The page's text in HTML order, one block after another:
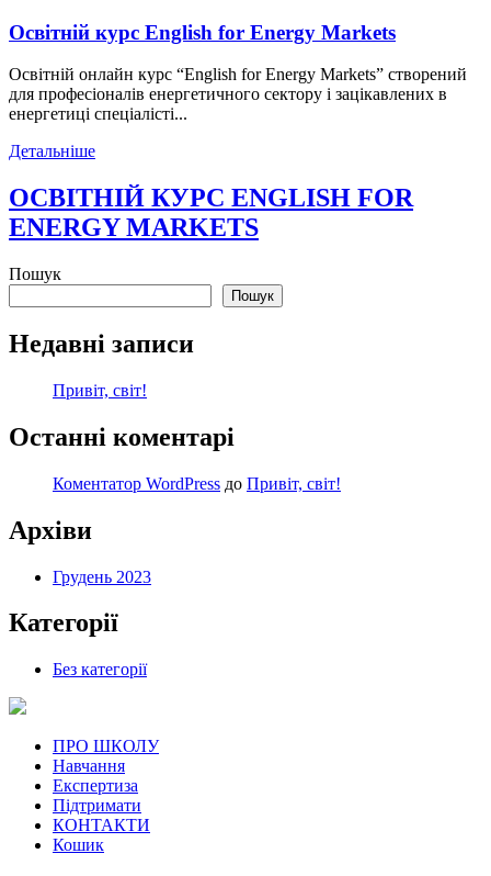
Освітній курс English for Energy Markets
Освітній онлайн курс “English for Energy Markets” створений
для професіоналів енергетичного сектору і зацікавлених в
енергетиці спеціалісті...
Детальніше
ОСВІТНІЙ КУРС ENGLISH FOR
ENERGY MARKETS
Пошук
Пошук
Недавні записи
Привіт, світ!
Останні коментарі
Коментатор WordPress до Привіт, світ!
Архіви
Грудень 2023
Категорії
Без категорії
ПРО ШКОЛУ
Навчання
Експертиза
Підтримати
КОНТАКТИ
Кошик